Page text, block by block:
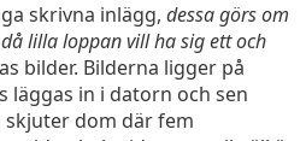
skrivna inlägg, dessa görs om
lilla loppan vill ha sig ett och
bilder. Bilderna ligger på
läggas in i datorn och sen
skjuter dom där fem